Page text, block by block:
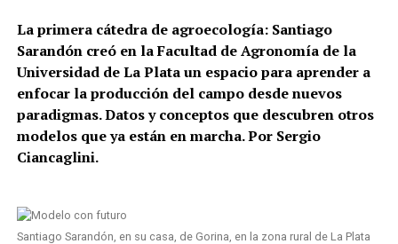
La primera cátedra de agroecología: Santiago
Sarandón creó en la Facultad de Agronomía de la
Universidad de La Plata un espacio para aprender a
enfocar la producción del campo desde nuevos
paradigmas. Datos y conceptos que descubren otros
modelos que ya están en marcha. Por Sergio
Ciancaglini.
Santiago Sarandón, en su casa, de Gorina, en la zona rural de La Plata